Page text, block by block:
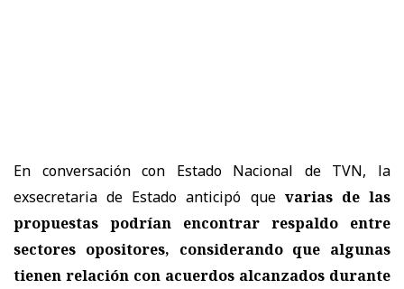
En conversación con Estado Nacional de TVN, la
exsecretaria de Estado anticipó que varias de las
propuestas podrían encontrar respaldo entre
sectores opositores, considerando que algunas
tienen relación con acuerdos alcanzados durante